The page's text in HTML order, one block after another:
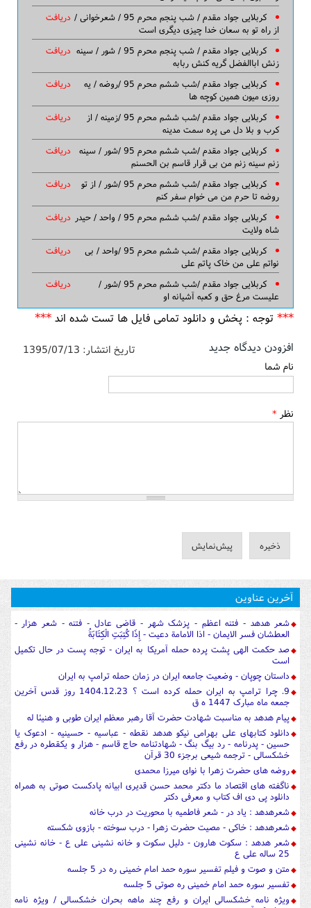
دریافت کربلایی جواد مقدم / شب پنجم محرم 95 / شعرخوانی /
از راه تو به سعان خدا چیزی دیگری است
دریافت کربلایی جواد مقدم / شب پنجم محرم 95 / شور / سینه
زنش اباالفضل گریه کنش ربابه
دریافت
کربلایی جواد مقدم /شب ششم محرم 95 /روضه / یه
روزی میون همین کوچه ها
دریافت
کربلایی جواد مقدم /شب ششم محرم 95 /زمینه / از
کرب و بلا دل می پره سمت مدینه
دریافت
کربلایی جواد مقدم /شب ششم محرم 95 /شور / سینه
زنم سینه زنم من بی قرار قاسم بن الحسنم
دریافت
کربلایی جواد مقدم /شب ششم محرم 95 /شور / از تو
روضه تا حرم من می خوام سفر کنم
دریافت کربلایی جواد مقدم /شب ششم محرم 95 / واحد / حیدر
شاه ولایت
دریافت
کربلایی جواد مقدم /شب ششم محرم 95 /واحد / بی
نواتم علی من خاک پاتم علی
دریافت
کربلایی جواد مقدم /شب ششم محرم 95 /شور /
علیست مرغ حق و کعبه آشیانه او
*** توجه : پخش و دانلود تمامی فایل ها تست شده اند ***
تاریخ انتشار: 1395/07/13 افزودن دیدگاه جدید
نام شما
نظر *
آخرین عناوین
شعر هدهد - فتنه اعظم - پزشک شهر - قاضی عادل - فتنه - شعر هزار -
العطشان فسر الایمان - اذا الامامة دعیت - إِذَا كُتِبَتِ الْكِتَابَةُ
صد حکمت الهی پشت پرده حمله آمریکا به ایران - توجه پست در حال تکمیل
است
داستان چوپان - وضعیت جامعه ایران در زمان حمله ترامپ به ایران
9. چرا ترامپ به ایران حمله کرده است ؟ 1404.12.23 روز قدس آخرین
جمعه ماه مبارک 1447 ه ق
پیام هدهد به مناسبت شهادت حضرت آقا رهبر معظم ایران طوبی و هنیئا له
دانلود کتابهای علی بهرامی نیکو هدهد نقطه - عباسیه - حسینیه - ادعوک یا
حسین - پدرنامه - رد بیگ بنگ - شهادتنامه حاج قاسم - هزار و یکقطره در رفع
خشکسالی - ترجمه شیعی برجزء 30 قرآن
روضه های حضرت زهرا با نوای میرزا محمدی
ناگفته های اقتصاد ما دکتر محمد حسن قدیری ابیانه پادکست صوتی به همراه
دانلود پی دی اف کتاب و معرفی دکتر
شعرهدهد : یاد در - شعر فاطمیه با محوریت در درب خانه
شعرهدهد : خاکی - مصیت حضرت زهرا - درب سوخته - بازوی شکسته
شعر هدهد : سکوت هارون - دلیل سکوت و خانه نشینی علی ع - خانه نشینی
25 ساله علی ع
متن و صوت و فیلم تفسیر سوره حمد امام خمینی ره در 5 جلسه
تفسیر سوره حمد امام خمینی ره صوتی 5 جلسه
ویژه نامه خشکسالی ایران و رفع چند ماهه بحران خشکسالی / ویژه نامه